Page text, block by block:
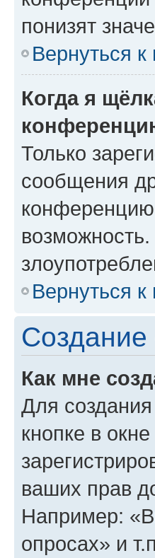
понизят
Вернуться к
Когда я
Только
сообщения
Вернуться к
Как мне
Для
кнопке в
ваших прав
Например:
опросах» и